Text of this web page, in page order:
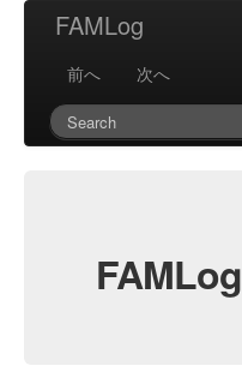
FAMLog
前へ
次へ
FAMLog